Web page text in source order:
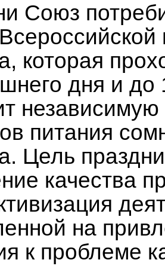
Союз
которая
дня и до
независимую
питания
Цель
качества
на
к проблеме